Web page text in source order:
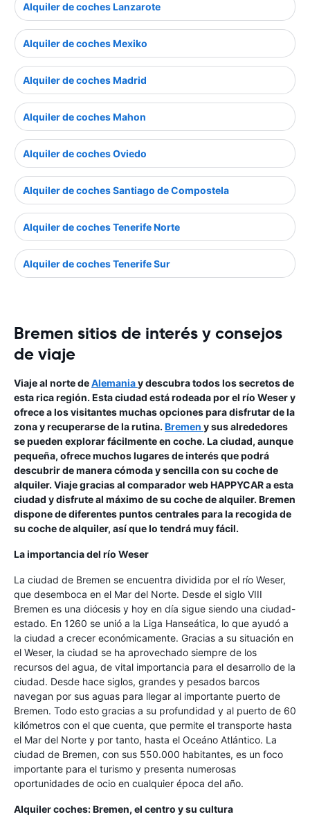
Alquiler de coches Lanzarote
Alquiler de coches Mexiko
Alquiler de coches Madrid
Alquiler de coches Mahon
Alquiler de coches Oviedo
Alquiler de coches Santiago de Compostela
Alquiler de coches Tenerife Norte
Alquiler de coches Tenerife Sur
Bremen sitios de interés y consejos
de viaje
Viaje al norte deAlemaniay descubra todos los secretos de
esta rica región. Esta ciudad está rodeada por el río Weser y
ofrece a los visitantes muchas opciones para disfrutar de la
zona y recuperarse de la rutina. Bremen y sus alrededores
se pueden explorar fácilmente en coche. La ciudad, aunque
pequeña, ofrece muchos lugares de interés que podrá
descubrir de manera cómoda y sencilla con su coche de
alquiler. Viaje gracias al comparador web HAPPYCAR a esta
ciudad y disfrute al máximo de su coche de alquiler. Bremen
dispone de diferentes puntos centrales para la recogida de
su coche de alquiler, así que lo tendrá muy fácil.
La importancia del río Weser
La ciudad de Bremen se encuentra dividida por el río Weser,
que desemboca en el Mar del Norte. Desde el siglo VIII
Bremen es una diócesis y hoy en día sigue siendo una ciudad-
estado. En 1260 se unió a la Liga Hanseática, lo que ayudó a
la ciudad a crecer económicamente. Gracias a su situación en
el Weser, la ciudad se ha aprovechado siempre de los
recursos del agua, de vital importancia para el desarrollo de la
ciudad. Desde hace siglos, grandes y pesados barcos
navegan por sus aguas para llegar al importante puerto de
Bremen. Todo esto gracias a su profundidad y al puerto de 60
kilómetros con el que cuenta, que permite el transporte hasta
el Mar del Norte y por tanto, hasta el Oceáno Atlántico. La
ciudad de Bremen, con sus 550.000 habitantes, es un foco
importante para el turismo y presenta numerosas
oportunidades de ocio en cualquier época del año.
Alquiler coches: Bremen, el centro y su cultura